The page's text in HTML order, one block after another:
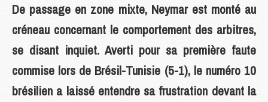
De passage en zone mixte, Neymar est monté au
créneau concernant le comportement des arbitres,
se disant inquiet. Averti pour sa première faute
commise lors de Brésil-Tunisie (5-1), le numéro 10
brésilien a laissé entendre sa frustration devant la